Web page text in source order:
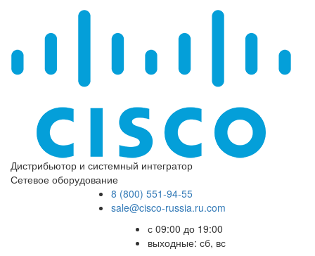
Дистрибьютор и системный интегратор
Сетевое оборудование
8 (800) 551-94-55
sale@cisco-russia.ru.com
с 09:00 до 19:00
выходные: сб, вс